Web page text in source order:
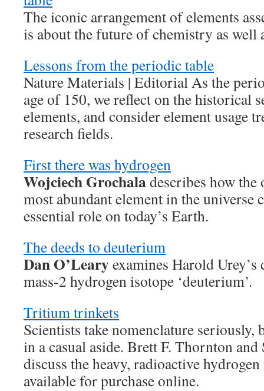
The iconic arrangement of elements
is about the future of chemistry as well
Lessons from the periodic table
Nature Materials | Editorial As the
age of 150, we reflect on the historical
elements, and consider element usage
research fields.
First there was hydrogen
Wojciech Grochaladescribes how the
most abundant element in the universe
essential role on today’s Earth.
The deeds to deuterium
Dan O’Learyexamines Harold
mass-2 hydrogen isotope ‘deuterium’.
Tritium trinkets
Scientists take nomenclature seriously,
in a casual aside. Brett F. Thornton
discuss the heavy, radioactive
available for purchase online.